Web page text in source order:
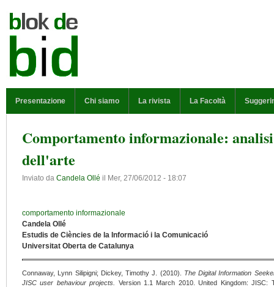
Presentazione Chi siamo La rivista La Facoltà
Comportamento informazionale:
dell'arte
Inviato da Candela Ollé il Mer, 27/06/2012 - 18:07
comportamento informazionale
Candela Ollé
Estudis de Ciències de la Informació i la Comunicació
Universitat Oberta de Catalunya
Connaway, Lynn Silipigni; Dickey, Timothy J. (2010). The Digital Information
JISC user behaviour projects.
Version 1.1 March 2010. United Kingdom: JISC: